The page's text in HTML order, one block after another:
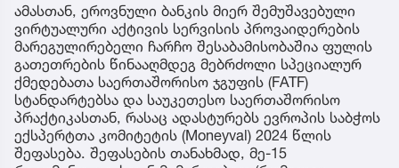
ამასთან, ეროვნული ბანკის მიერ შემუშავებული
ვირტუალური აქტივის სერვისის პროვაიდერების
მარეგულირებელი ჩარჩო შესაბამისობაშია ფულის
გათეთრების წინააღმდეგ მებრძოლი სპეციალურ
ქმედებათა საერთაშორისო ჯგუფის (FATF)
სტანდარტებსა და საუკეთესო საერთაშორისო
პრაქტიკასთან, რასაც ადასტურებს ევროპის საბჭოს
ექსპერტთა კომიტეტის (Moneyval) 2024 წლის
შეფასება. შეფასების თანახმად, მე-15